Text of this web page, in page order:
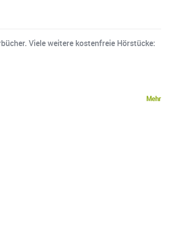
Viele weitere kostenfreie Hörstücke:
Mehr